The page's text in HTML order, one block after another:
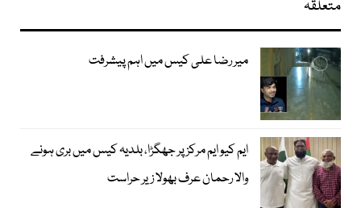
متعلقہ
میر رضا علی کیس میں اہم پیشرفت
ایم کیو ایم مرکز پر جھگڑا، بلدیہ کیس میں بری ہونے
والا رحمان عرف بھولا زیر حراست